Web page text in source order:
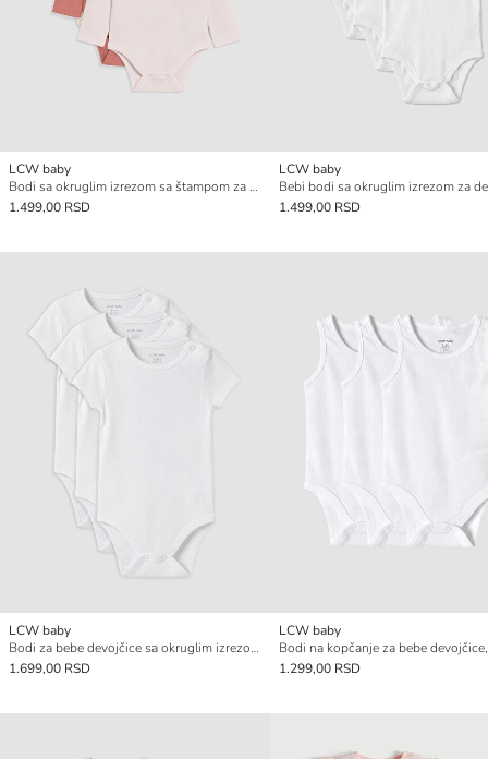
LCW baby
Bodi sa okruglim izrezom sa štampom za bebe devojčice na kopčanje, pakovanje od 3 komada
1.499,00 RSD
LCW baby
1.499,00 RSD
LCW baby
Bodi za bebe devojčice sa okruglim izrezom na kopčanje, 3-delnI
1.699,00 RSD
LCW baby
1.299,00 RSD